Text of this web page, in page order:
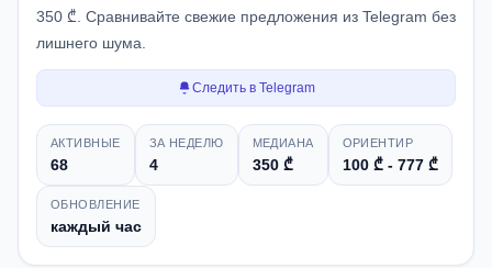
350 ₾. Сравнивайте свежие предложения из Telegram без
лишнего шума.
Следить в Telegram
Снимок рынка
АКТИВНЫЕ
68
ЗА НЕДЕЛЮ
4
МЕДИАНА
350 ₾
ОРИЕНТИР
100 ₾ - 777 ₾
ОБНОВЛЕНИЕ
каждый час